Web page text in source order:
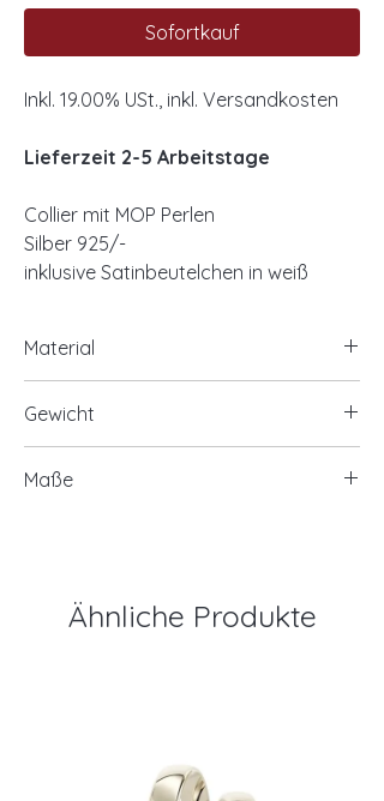
Sofortkauf
Inkl. 19.00% USt., inkl. Versandkosten
Lieferzeit 2-5 Arbeitstage
Collier mit MOP Perlen
Silber 925/-
inklusive Satinbeutelchen in weiß
Material
MOP (Mother of Pearl = Perlmutt)
Perlen
Gewicht
Maße
Ähnliche Produkte